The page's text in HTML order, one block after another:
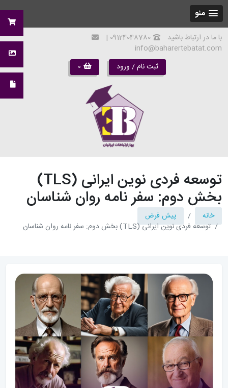
منو
با ما در ارتباط باشید
09124048780 |
info@baharertebatat.com
ثبت نام / ورود
0
توسعه فردی نوین ایرانی (TLS)
بخش دوم: سفر نامه روان شناسان
خانه
پیش فرض
توسعه فردی نوین ایرانی (TLS) بخش دوم: سفر نامه روان شناسان